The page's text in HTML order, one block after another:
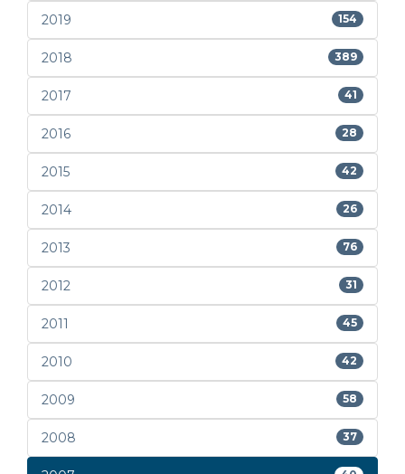
2019 154
2018 389
2017 41
2016 28
2015 42
2014 26
2013 76
2012 31
2011 45
2010 42
2009 58
2008 37